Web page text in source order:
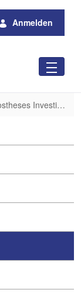
Anmelden
Prostheses Investigations